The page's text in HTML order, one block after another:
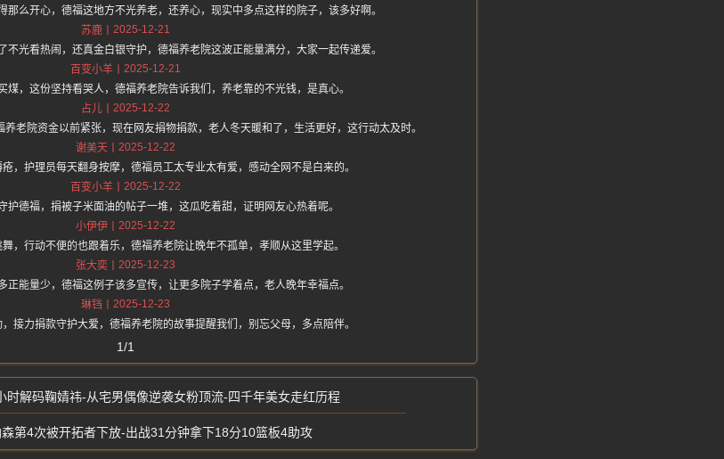
那么开心，德福这地方不光养老，还养心，现实中多点这样的院子，该多好啊。
苏鹿
2025-12-21
不光看热闹，还真金白银守护，德福养老院这波正能量满分，大家一起传递爱。
百变小羊
2025-12-21
煤，这份坚持看哭人，德福养老院告诉我们，养老靠的不光钱，是真心。
占儿
2025-12-22
老院资金以前紧张，现在网友捐物捐款，老人冬天暖和了，生活更好，这行动太及时。
谢美天
2025-12-22
，护理员每天翻身按摩，德福员工太专业太有爱，感动全网不是白来的。
百变小羊
2025-12-22
护德福，捐被子米面油的帖子一堆，这瓜吃着甜，证明网友心热着呢。
小伊伊
2025-12-22
，行动不便的也跟着乐，德福养老院让晚年不孤单，孝顺从这里学起。
张大奕
2025-12-23
正能量少，德福这例子该多宣传，让更多院子学着点，老人晚年幸福点。
琳铛
2025-12-23
接力捐款守护大爱，德福养老院的故事提醒我们，别忘父母，多点陪伴。
1/1
时解码鞠婧祎-从宅男偶像逆袭女粉顶流-四千年美女走红历程
第4次被开拓者下放-出战31分钟拿下18分10篮板4助攻